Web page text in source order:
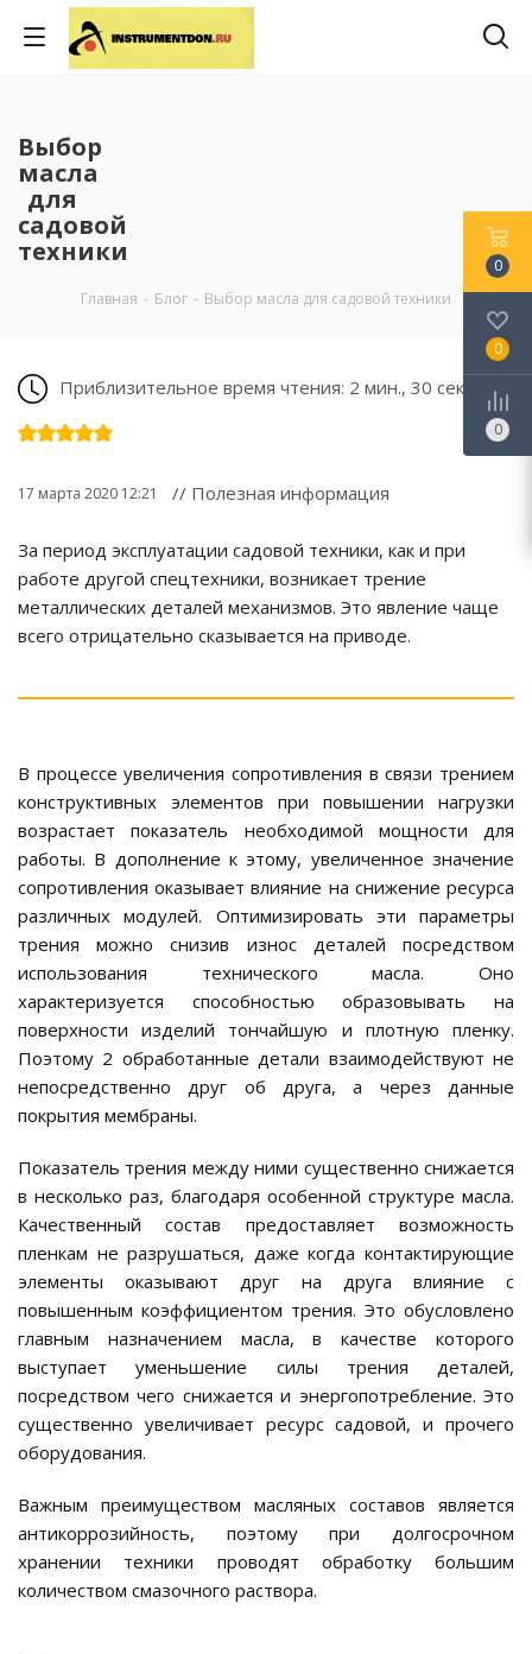
Выбор
масла
для
садовой
техники
Главная - Блог - Выбор масла для садовой техники
Приблизительное время чтения: 2 мин., 30 сек.
17 марта 2020 12:21 // Полезная информация
За период эксплуатации садовой техники, как и при
работе другой спецтехники, возникает трение
металлических деталей механизмов. Это явление чаще
всего отрицательно сказывается на приводе.
В процессе увеличения сопротивления в связи трением
конструктивных элементов при повышении нагрузки
возрастает показатель необходимой мощности для
работы. В дополнение к этому, увеличенное значение
сопротивления оказывает влияние на снижение ресурса
различных модулей. Оптимизировать эти параметры
трения можно снизив износ деталей посредством
использования технического масла. Оно
характеризуется способностью образовывать на
поверхности изделий тончайшую и плотную пленку.
Поэтому 2 обработанные детали взаимодействуют не
непосредственно друг об друга, а через данные
покрытия мембраны.
Показатель трения между ними существенно снижается
в несколько раз, благодаря особенной структуре масла.
Качественный состав предоставляет возможность
пленкам не разрушаться, даже когда контактирующие
элементы оказывают друг на друга влияние с
повышенным коэффициентом трения. Это обусловлено
главным назначением масла, в качестве которого
выступает уменьшение силы трения деталей,
посредством чего снижается и энергопотребление. Это
существенно увеличивает ресурс садовой, и прочего
оборудования.
Важным преимуществом масляных составов является
антикоррозийность, поэтому при долгосрочном
хранении техники проводят обработку большим
количеством смазочного раствора.
0
0
0